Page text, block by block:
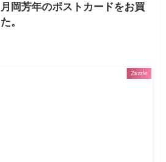
岡芳年のポストカードをお買
。
Zazzle